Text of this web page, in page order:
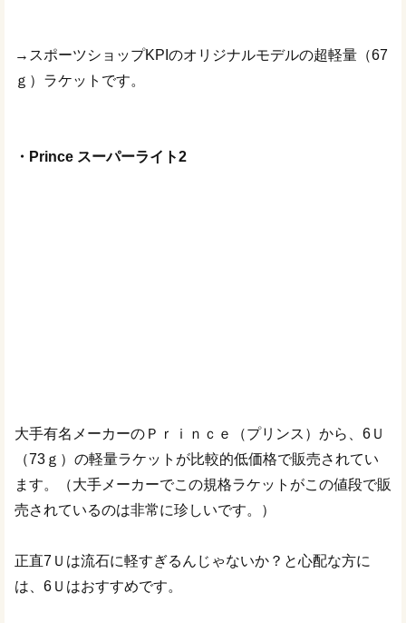
→スポーツショップKPIのオリジナルモデルの超軽量（67
ｇ）ラケットです。
・Prince スーパーライト2
大手有名メーカーのＰｒｉｎｃｅ（プリンス）から、6Ｕ
（73ｇ）の軽量ラケットが比較的低価格で販売されてい
ます。（大手メーカーでこの規格ラケットがこの値段で販
売されているのは非常に珍しいです。）
正直7Ｕは流石に軽すぎるんじゃないか？と心配な方に
は、6Ｕはおすすめです。